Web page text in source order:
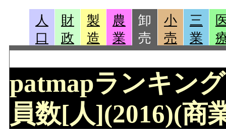
人
口
財
政
製
造
農
業
卸
売
小
売
三
業
patmapランキン
員数[人](2016)(商